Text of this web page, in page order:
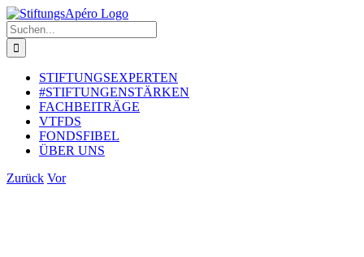
Zum
Inhalt
springen
Suche
nach:
STIFTUNGSEXPERTEN
#STIFTUNGENSTÄRKEN
FACHBEITRÄGE
VTFDS
FONDSFIBEL
ÜBER UNS
Zurück Vor